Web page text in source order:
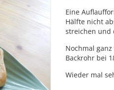
Eine
Hälfte nicht
streichen und
Nochmal
Backrohr bei
Wieder mal